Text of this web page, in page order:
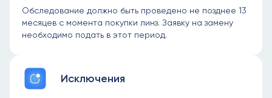
Ребенок может читать, играть и вести
активный образ жизни без ограничений.
Подходят для детей с астигматизмом (при
Показания и противопоказания для
применения линзStellest?
Обследование должно быть проведено не позднее 13
месяцев с момента покупки линз. Заявку на замену
необходимо подать в этот период.
Исключения